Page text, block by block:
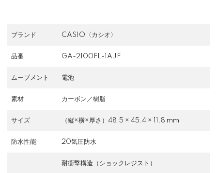
ブランド CASIO〈カシオ〉
品番 GA-2100FL-1AJF
ムーブメント 電池
素材 カーボン／樹脂
サイズ （縦×横×厚さ）48.5 × 45.4 × 11.8 mm
防水性能 20気圧防水
耐衝撃構造（ショックレジスト）